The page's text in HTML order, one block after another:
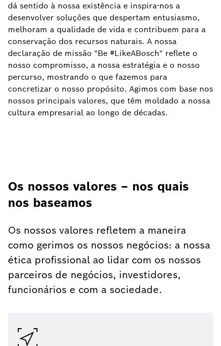
dá sentido à nossa existência e inspira-nos a
desenvolver soluções que despertam entusiasmo,
melhoram a qualidade de vida e contribuem para a
conservação dos recursos naturais. A nossa
declaração de missão "Be #LikeABosch" reflete o
nosso compromisso, a nossa estratégia e o nosso
percurso, mostrando o que fazemos para
concretizar o nosso propósito. Agimos com base nos
nossos principais valores, que têm moldado a nossa
cultura empresarial ao longo de décadas.
Os nossos valores – nos quais
nos baseamos
Os nossos valores refletem a maneira
como gerimos os nossos negócios: a nossa
ética profissional ao lidar com os nossos
parceiros de negócios, investidores,
funcionários e com a sociedade.